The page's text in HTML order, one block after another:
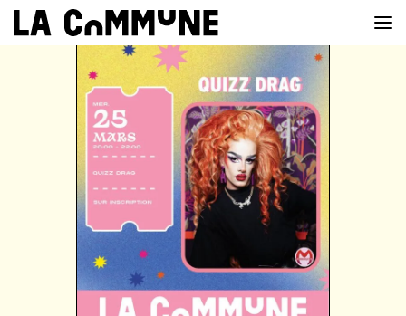
VOIR LA CARTE
CHEFS
PROG’
BAR
PRIVATISER